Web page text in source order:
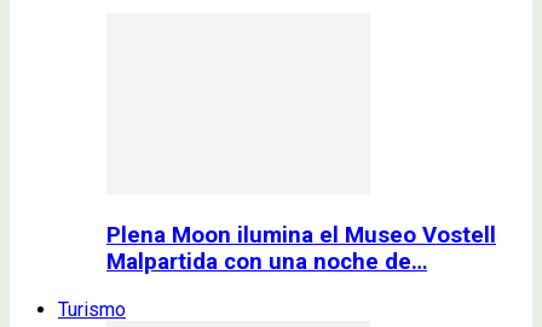
Plena Moon ilumina el Museo Vostell
Malpartida con una noche de…
Turismo